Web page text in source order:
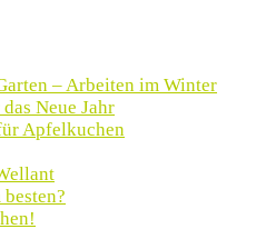
– Arbeiten im Winter
Neue Jahr
Apfelkuchen